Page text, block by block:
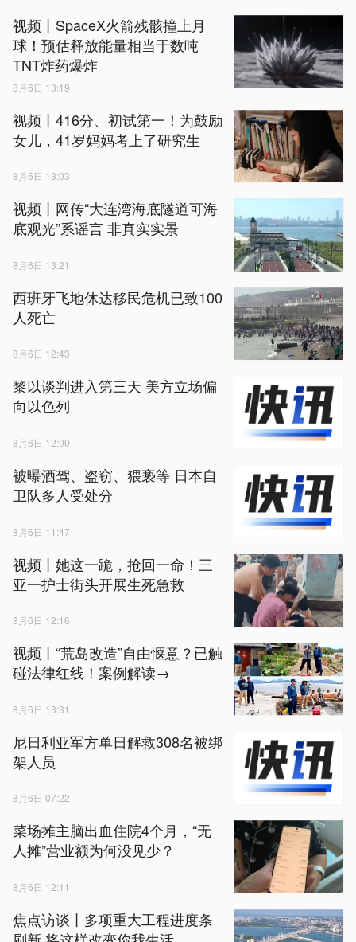
视频丨SpaceX火箭残骸撞上月
球！预估释放能量相当于数吨
TNT炸药爆炸
8月6日 13:19
视频丨416分、初试第一！为鼓励
女儿，41岁妈妈考上了研究生
8月6日 13:03
视频丨网传“大连湾海底隧道可海
底观光”系谣言 非真实实景
8月6日 13:21
西班牙飞地休达移民危机已致100
人死亡
8月6日 12:43
黎以谈判进入第三天 美方立场偏
向以色列
8月6日 12:00
被曝酒驾、盗窃、猥亵等 日本自
卫队多人受处分
8月6日 11:47
视频丨她这一跪，抢回一命！三
亚一护士街头开展生死急救
8月6日 12:16
视频丨“荒岛改造”自由惬意？已触
碰法律红线！案例解读→
8月6日 13:31
尼日利亚军方单日解救308名被绑
架人员
8月6日 07:22
菜场摊主脑出血住院4个月，“无
人摊”营业额为何没见少？
8月6日 12:11
焦点访谈丨多项重大工程进度条